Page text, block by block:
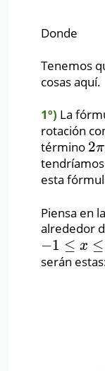
Donde
Tenemos
cosas aquí.
1º) La
rotación
término 2π
2π
esta
Piensa en
alrededor
−1 ≤ x ≤
−1≤ x≤ 1
serán